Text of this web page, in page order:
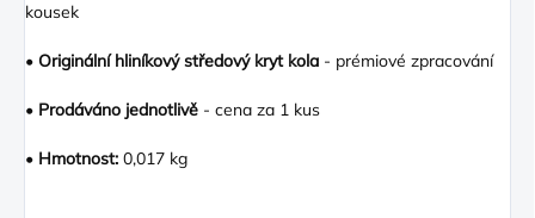
kousek
• Originální hliníkový středový kryt kola - prémiové zpracování
• Prodáváno jednotlivě - cena za 1 kus
• Hmotnost: 0,017 kg